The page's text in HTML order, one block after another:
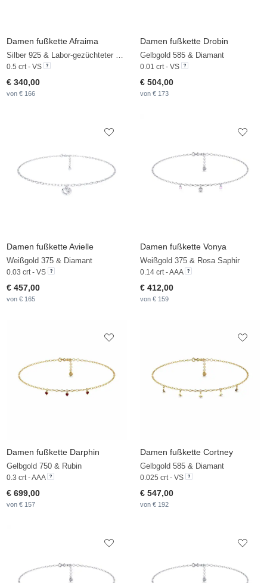
Damen fußkette Afraima
Silber 925 & Labor-gezüchteter Diamant
0.5 crt - VS
€ 340,00
von € 166
Damen fußkette Drobin
Gelbgold 585 & Diamant
0.01 crt - VS
€ 504,00
von € 173
Damen fußkette Avielle
Weißgold 375 & Diamant
0.03 crt - VS
€ 457,00
von € 165
Damen fußkette Vonya
Weißgold 375 & Rosa Saphir
0.14 crt - AAA
€ 412,00
von € 159
Damen fußkette Darphin
Gelbgold 750 & Rubin
0.3 crt - AAA
€ 699,00
von € 157
Damen fußkette Cortney
Gelbgold 585 & Diamant
0.025 crt - VS
€ 547,00
von € 192